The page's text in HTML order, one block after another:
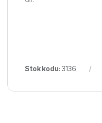
Stok kodu:3136